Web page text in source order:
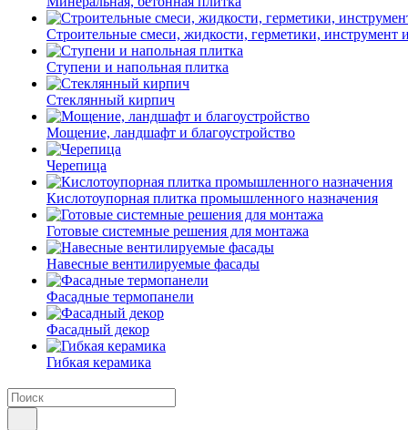
Строительные смеси, жидкости, герметики, инструмент
Ступени и напольная плитка
Cтеклянный кирпич
Мощение, ландшафт и благоустройство
Черепица
Кислотоупорная плитка промышленного назначения
Готовые системные решения для монтажа
Навесные вентилируемые фасады
Фасадные термопанели
Фасадный декор
Гибкая керамика